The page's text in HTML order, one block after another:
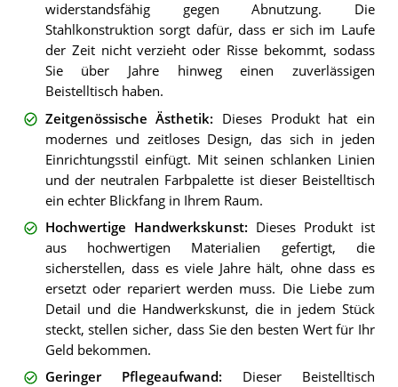
widerstandsfähig gegen Abnutzung. Die
Stahlkonstruktion sorgt dafür, dass er sich im Laufe
der Zeit nicht verzieht oder Risse bekommt, sodass
Sie über Jahre hinweg einen zuverlässigen
Beistelltisch haben.
Zeitgenössische Ästhetik: Dieses Produkt hat ein
modernes und zeitloses Design, das sich in jeden
Einrichtungsstil einfügt. Mit seinen schlanken Linien
und der neutralen Farbpalette ist dieser Beistelltisch
ein echter Blickfang in Ihrem Raum.
Hochwertige Handwerkskunst: Dieses Produkt ist
aus hochwertigen Materialien gefertigt, die
sicherstellen, dass es viele Jahre hält, ohne dass es
ersetzt oder repariert werden muss. Die Liebe zum
Detail und die Handwerkskunst, die in jedem Stück
steckt, stellen sicher, dass Sie den besten Wert für Ihr
Geld bekommen.
Geringer Pflegeaufwand: Dieser Beistelltisch